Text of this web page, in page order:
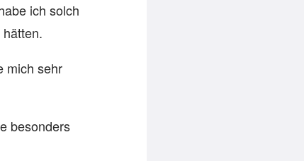
ich solch
mich sehr
besonders